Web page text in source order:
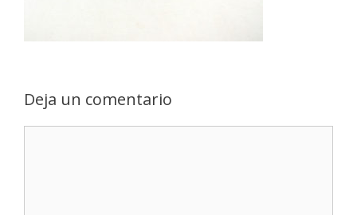
Deja un comentario